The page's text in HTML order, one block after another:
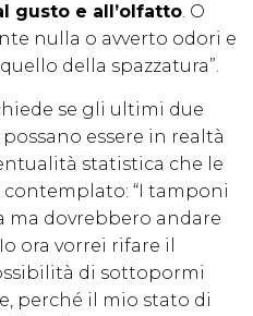
gusto e all’olfatto. O
nulla o avverto odori e
della spazzatura”.
se gli ultimi due
essere in realtà
statistica che le
“I tamponi
ma dovrebbero andare
ora vorrei rifare il
di sottopormi
perché il mio stato di